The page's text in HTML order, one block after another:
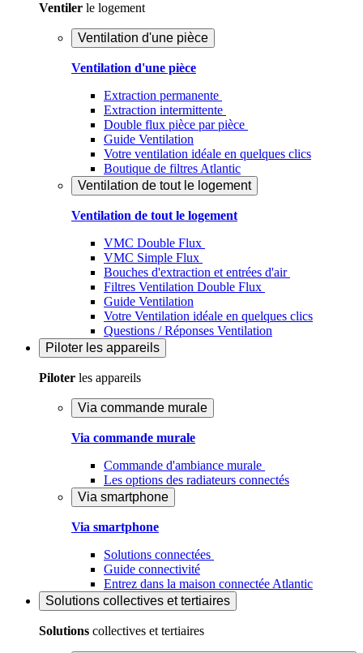
Ventiler le logement
Ventilation d'une pièce
Ventilation d'une pièce
Extraction permanente
Extraction intermittente
Double flux pièce par pièce
Guide Ventilation
Votre ventilation idéale en quelques clics
Boutique de filtres Atlantic
Ventilation de tout le logement
Ventilation de tout le logement
VMC Double Flux
VMC Simple Flux
Bouches d'extraction et entrées d'air
Filtres Ventilation Double Flux
Guide Ventilation
Votre Ventilation idéale en quelques clics
Questions / Réponses Ventilation
Piloter les appareils
Piloter les appareils
Via commande murale
Via commande murale
Commande d'ambiance murale
Les options des radiateurs connectés
Via smartphone
Via smartphone
Solutions connectées
Guide connectivité
Entrez dans la maison connectée Atlantic
Solutions collectives et tertiaires
Solutions collectives et tertiaires